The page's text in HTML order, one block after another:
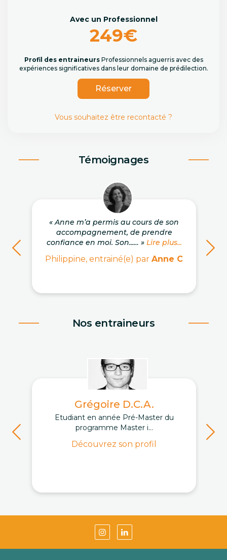
Avec un Professionnel
249€
Profil des entraineursProfessionnels aguerris avec des
expériences significatives dans leur domaine de prédilection.
Réserver
Vous souhaitez être recontacté ?
Témoignages
« Anne m’a permis au cours de son
accompagnement, de prendre
confiance en moi. Son...… » Lire plus...
Philippine, entrainé(e) par Anne C
Nos entraineurs
Grégoire D.C.A.
Etudiant en année Pré-Master du
programme Master i...
Découvrez son profil